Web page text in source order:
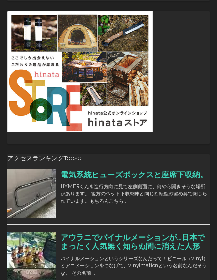
アクセスランキングTop20